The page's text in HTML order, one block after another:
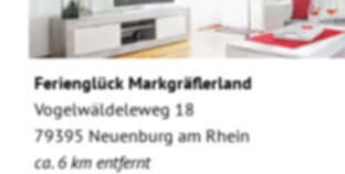
Ferienglück Markgräflerland
Vogelwäldeleweg 18
79395 Neuenburg am Rhein
ca. 6 km entfernt